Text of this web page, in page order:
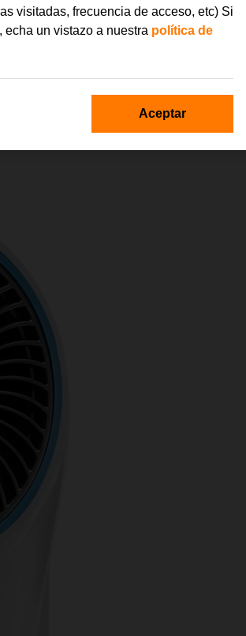
visitadas, frecuencia de acceso, etc) Si
echa un vistazo a nuestra política de
Aceptar